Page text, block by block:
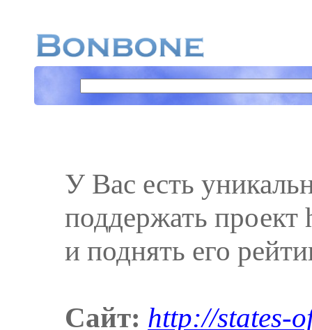
У Вас есть
поддержать
и поднять его
Сайт: http://states-